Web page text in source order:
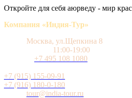
Откройте для себя аюрведу - мир
Компания «Индия-Тур»
Москва, ул.Щепкина 8
11:00-19:00
+7 495 108 1080
+7 (915) 155-09-91
+7 (916) 180-0-180
tour@india-tour.ru